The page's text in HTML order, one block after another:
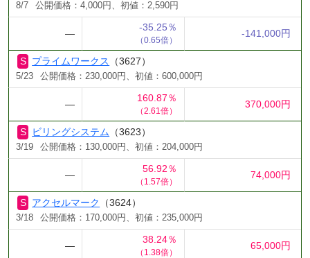
8/7 公開価格：4,000円、初値：2,590円
―
-35.25％
（0.65倍）
-141,000円
プライムワークス （3627）
5/23 公開価格：230,000円、初値：600,000円
―
160.87％
（2.61倍）
370,000円
ビリングシステム （3623）
3/19 公開価格：130,000円、初値：204,000円
―
56.92％
（1.57倍）
74,000円
アクセルマーク （3624）
3/18 公開価格：170,000円、初値：235,000円
―
38.24％
（1.38倍）
65,000円